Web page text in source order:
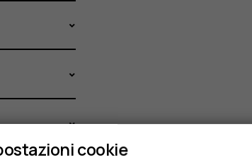
cookie